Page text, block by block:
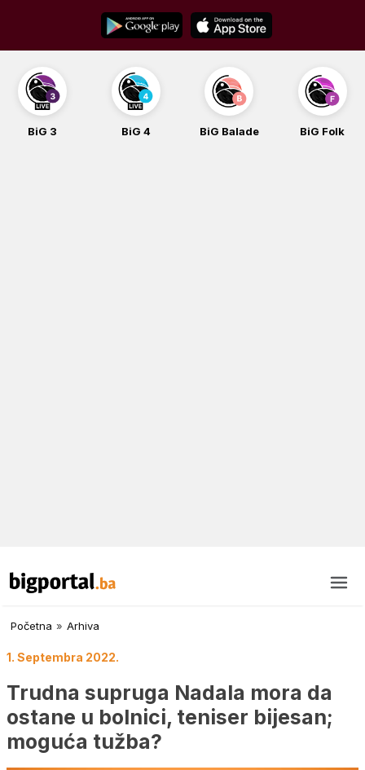
content
BiG 3 BiG 4 BiG Balade BiG Folk
Početna » Arhiva
1. Septembra 2022.
Trudna supruga Nadala mora da
ostane u bolnici, teniser bijesan;
moguća tužba?